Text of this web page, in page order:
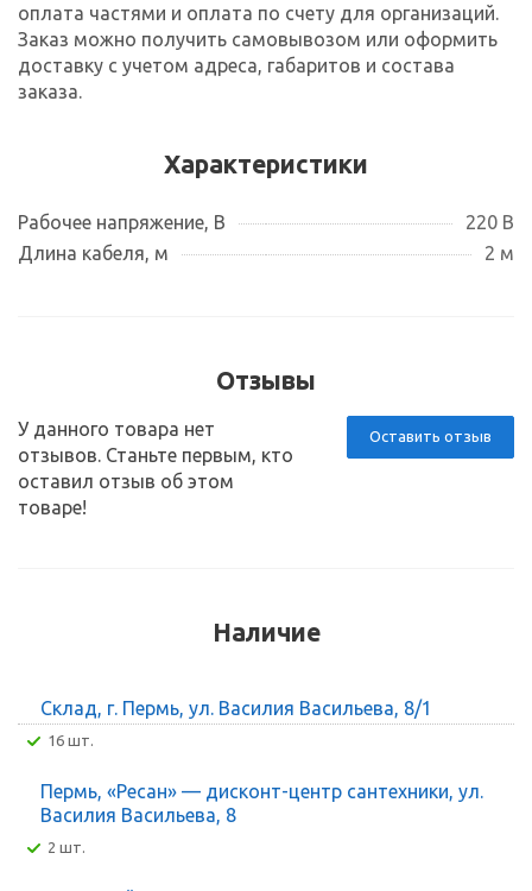
оплата частями и оплата по счету для организаций.
Заказ можно получить самовывозом или оформить
доставку с учетом адреса, габаритов и состава
заказа.
Характеристики
Рабочее напряжение, В
220 В
Длина кабеля, м
2 м
Отзывы
Оставить отзыв
У данного товара нет
отзывов. Станьте первым, кто
оставил отзыв об этом
товаре!
Наличие
Склад, г. Пермь, ул. Василия Васильева, 8/1
16 шт.
Пермь, «Ресан» — дисконт-центр сантехники, ул.
Василия Васильева, 8
2 шт.